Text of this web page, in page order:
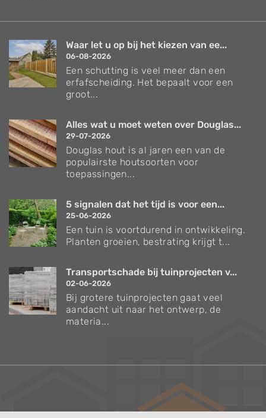
Waar let u op bij het kiezen van ee...
06-08-2026
Een schutting is veel meer dan een
erfafscheiding. Het bepaalt voor een
groot...
Alles wat u moet weten over Douglas...
29-07-2026
Douglas hout is al jaren een van de
populairste houtsoorten voor
toepassingen...
5 signalen dat het tijd is voor een...
25-06-2026
Een tuin is voortdurend in ontwikkeling.
Planten groeien, bestrating krijgt t...
Transportschade bij tuinprojecten v...
02-06-2026
Bij grotere tuinprojecten gaat veel
aandacht uit naar het ontwerp, de
materia...
Verzorgingstips voor bomen en planten
Inspiratie voor uw tuin en terras
De belangrijkste tuinwerkzaamheden voor de